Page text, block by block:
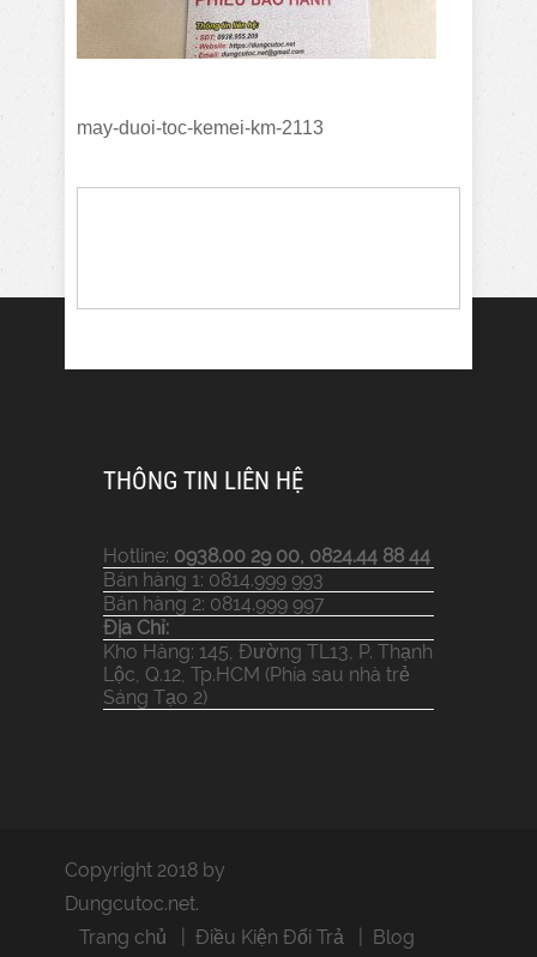
may-duoi-toc-kemei-km-2113
THÔNG TIN LIÊN HỆ
Hotline: 0938.00 29 00, 0824.44 88 44
Bán hàng 1: 0814.999 993
Bán hàng 2: 0814.999 997
Địa Chỉ:
Kho Hàng: 145, Đường TL13, P. Thạnh
Lộc, Q.12, Tp.HCM (Phía sau nhà trẻ
Sáng Tạo 2)
Copyright 2018 by
Dungcutoc.net.
Trang chủ
Điều Kiện Đổi Trả Blog